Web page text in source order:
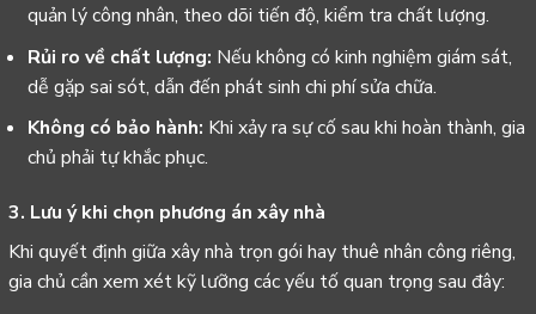
quản lý công nhân, theo dõi tiến độ, kiểm tra chất lượng.
Rủi ro về chất lượng: Nếu không có kinh nghiệm giám sát,
dễ gặp sai sót, dẫn đến phát sinh chi phí sửa chữa.
Không có bảo hành: Khi xảy ra sự cố sau khi hoàn thành, gia
chủ phải tự khắc phục.
3. Lưu ý khi chọn phương án xây nhà
Khi quyết định giữa xây nhà trọn gói hay thuê nhân công riêng,
gia chủ cần xem xét kỹ lưỡng các yếu tố quan trọng sau đây: